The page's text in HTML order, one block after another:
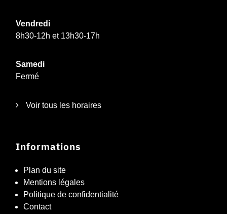
Vendredi
8h30-12h et 13h30-17h
Samedi
Fermé
Voir tous les horaires
Informations
Plan du site
Mentions légales
Politique de confidentialité
Contact